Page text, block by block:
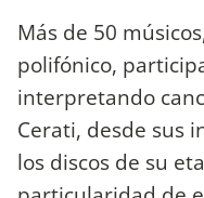
Más de 50
polifónico,
interpretando
Cerati, desde sus
los discos de su